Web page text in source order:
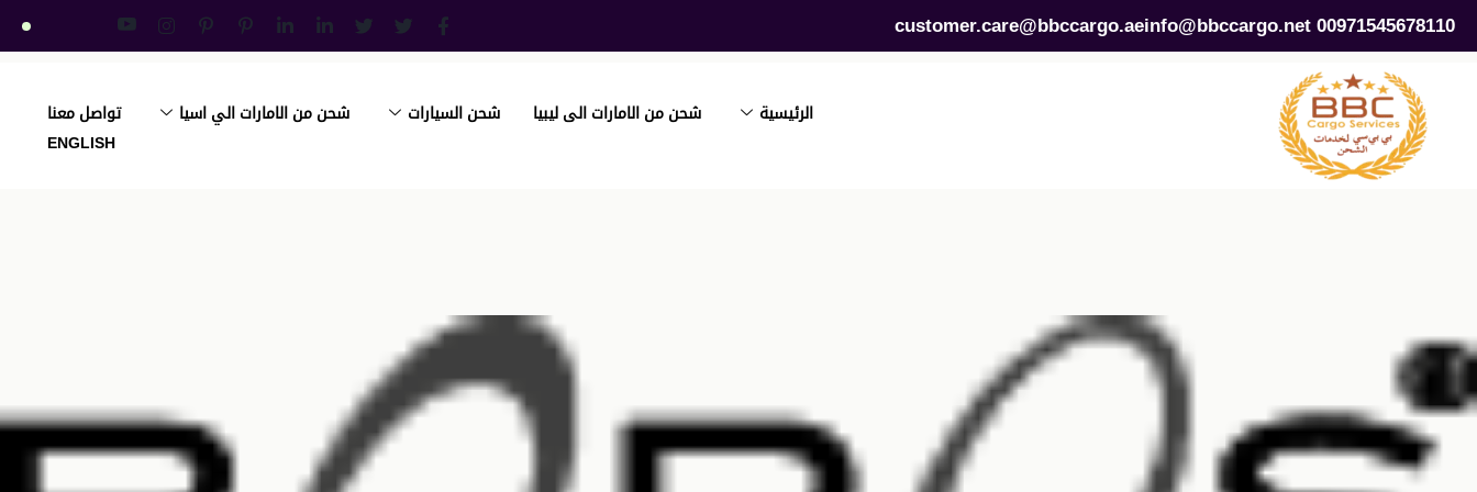
00971545678110
info@bbccargo.net
customer.care@bbccargo.ae
الرئيسية شحن من الامارات الى ليبيا شحن السيارات شحن من الامارات الي اسيا
تواصل معنا
ENGLISH